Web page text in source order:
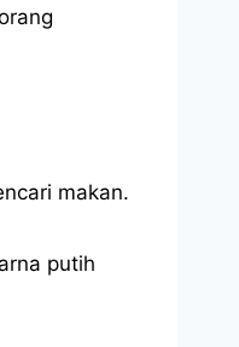
makan.
putih